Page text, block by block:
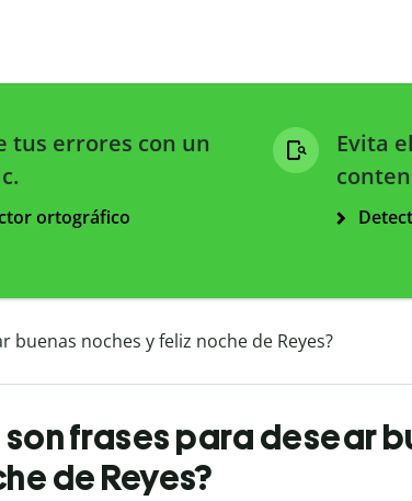
tus errores con un
ortográfico
Evita
buenas noches y feliz noche de Reyes?
son frases para desear
de Reyes?